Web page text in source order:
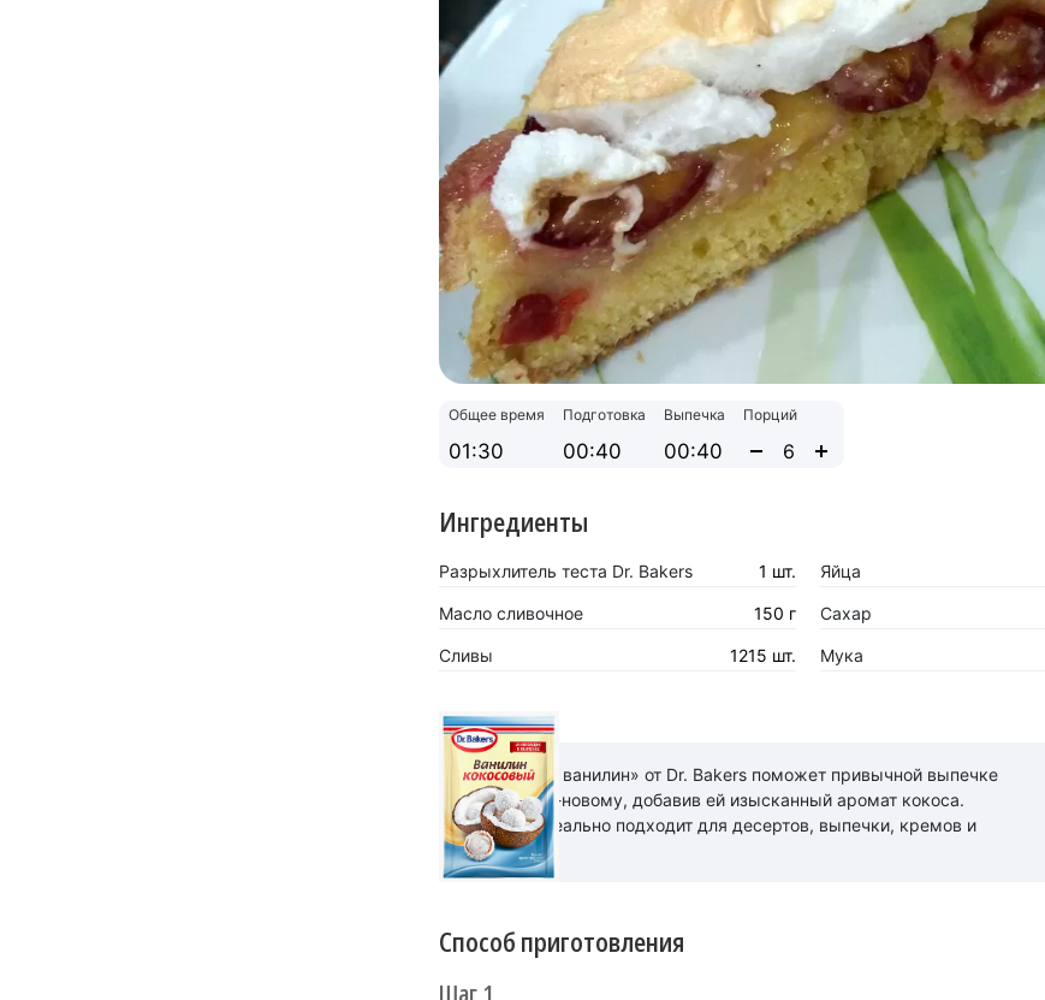
Общее время
01:30
Подготовка
00:40
Выпечка
00:40
Порций
Ингредиенты
Разрыхлитель теста Dr. Bakers 1 шт. Яйца
Масло сливочное 150 г Сахар
Сливы 1215 шт. Мука
«Кокосовый ванилин» от Dr. Bakers поможет привычной выпечке
заиграть по-новому, добавив ей изысканный аромат кокоса.
Новинка идеально подходит для десертов, выпечки, кремов и
напитков.
Способ приготовления
Шаг 1